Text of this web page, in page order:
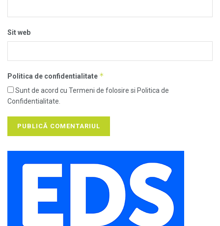
Sit web
Politica de confidentialitate *
Sunt de acord cu Termeni de folosire si Politica de
Confidentialitate.